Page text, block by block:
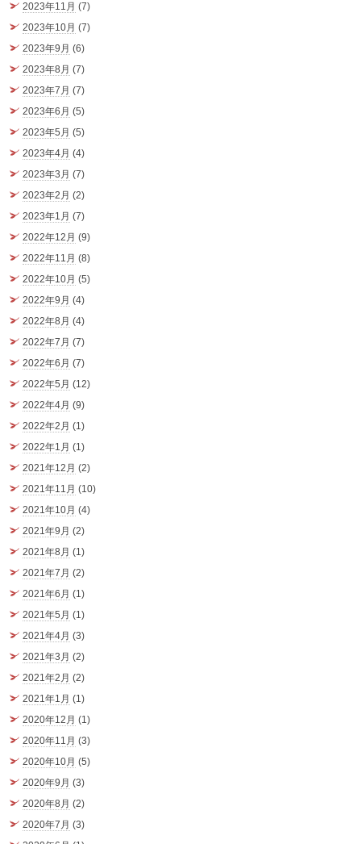
2023年11月 (7)
2023年10月 (7)
2023年9月 (6)
2023年8月 (7)
2023年7月 (7)
2023年6月 (5)
2023年5月 (5)
2023年4月 (4)
2023年3月 (7)
2023年2月 (2)
2023年1月 (7)
2022年12月 (9)
2022年11月 (8)
2022年10月 (5)
2022年9月 (4)
2022年8月 (4)
2022年7月 (7)
2022年6月 (7)
2022年5月 (12)
2022年4月 (9)
2022年2月 (1)
2022年1月 (1)
2021年12月 (2)
2021年11月 (10)
2021年10月 (4)
2021年9月 (2)
2021年8月 (1)
2021年7月 (2)
2021年6月 (1)
2021年5月 (1)
2021年4月 (3)
2021年3月 (2)
2021年2月 (2)
2021年1月 (1)
2020年12月 (1)
2020年11月 (3)
2020年10月 (5)
2020年9月 (3)
2020年8月 (2)
2020年7月 (3)